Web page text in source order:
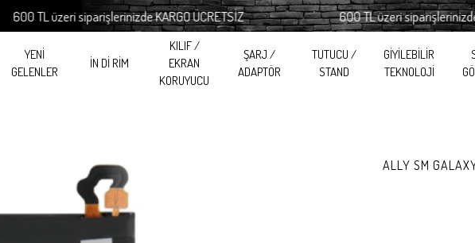
600 TL üzeri siparişlerinizde KARGO ÜCRETSİZ 600 TL üzeri siparişlerinizde
YENİ
GELENLER
İN Dİ RİM
KILIF /
EKRAN
KORUYUCU
ŞARJ /
ADAPTÖR
TUTUCU /
STAND
GİYİLEBİLİR
TEKNOLOJİ
ALLY SM